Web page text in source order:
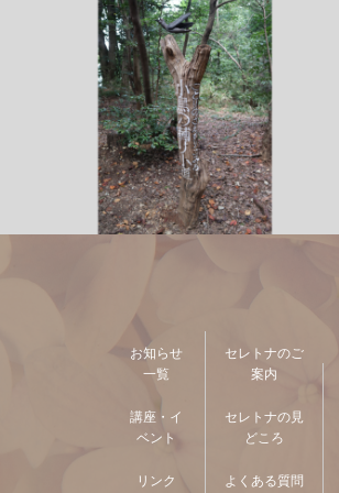
お知らせ
一覧
講座・イ
ベント
リンク
セレトナのご
案内
セレトナの見
どころ
よくある質問